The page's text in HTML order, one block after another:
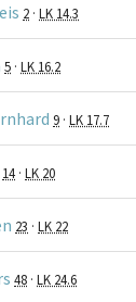
2 · LK 14.3
5 · LK 16.2
9 · LK 17.7
14 · LK 20
23 · LK 22
48 · LK 24.6